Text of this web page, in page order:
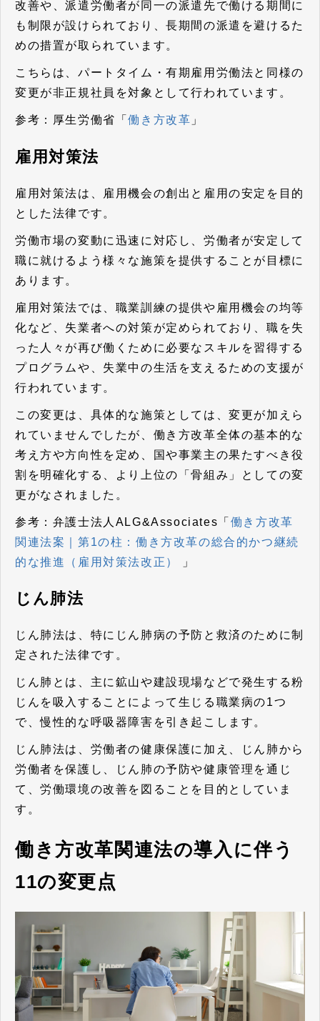
改善や、派遣労働者が同一の派遣先で働ける期間に
も制限が設けられており、長期間の派遣を避けるた
めの措置が取られています。
こちらは、パートタイム・有期雇用労働法と同様の
変更が非正規社員を対象として行われています。
参考：厚生労働省「働き方改革 」
雇用対策法
雇用対策法は、雇用機会の創出と雇用の安定を目的
とした法律です。
労働市場の変動に迅速に対応し、労働者が安定して
職に就けるよう様々な施策を提供することが目標に
あります。
雇用対策法では、職業訓練の提供や雇用機会の均等
化など、失業者への対策が定められており、職を失
った人々が再び働くために必要なスキルを習得する
プログラムや、失業中の生活を支えるための支援が
行われています。
この変更は、具体的な施策としては、変更が加えら
れていませんでしたが、働き方改革全体の基本的な
考え方や方向性を定め、国や事業主の果たすべき役
割を明確化する、より上位の「骨組み」としての変
更がなされました。
参考：弁護士法人ALG&Associates「 働き方改革
関連法案｜第1の柱：働き方改革の総合的かつ継続
的な推進（雇用対策法改正）
」
じん肺法
じん肺法は、特にじん肺病の予防と救済のために制
定された法律です。
じん肺とは、主に鉱山や建設現場などで発生する粉
じんを吸入することによって生じる職業病の1つ
で、慢性的な呼吸器障害を引き起こします。
じん肺法は、労働者の健康保護に加え、じん肺から
労働者を保護し、じん肺の予防や健康管理を通じ
て、労働環境の改善を図ることを目的としていま
す。
働き方改革関連法の導入に伴う
11の変更点